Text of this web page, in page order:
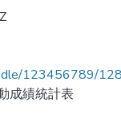
123456789/
成績統計表